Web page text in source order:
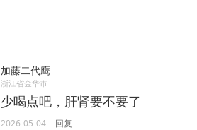
加藤二代鹰
浙江省金华市
少喝点吧，肝肾要不要了
2026-05-04 回复